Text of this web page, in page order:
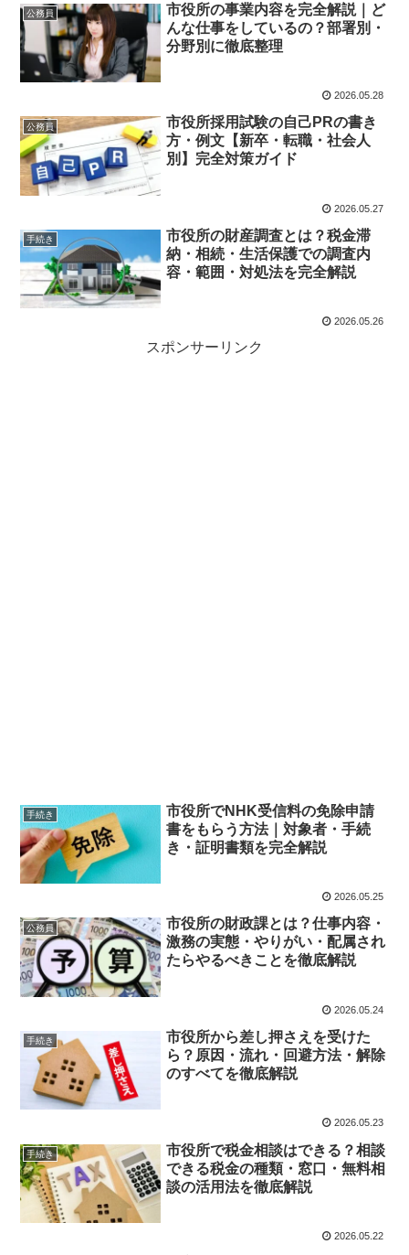
公務員
市役所の事業内容を完全解説｜ど
んな仕事をしているの？部署別・
分野別に徹底整理
2026.05.28
公務員
市役所採用試験の自己PRの書き
方・例文【新卒・転職・社会人
別】完全対策ガイド
2026.05.27
手続き
市役所の財産調査とは？税金滞
納・相続・生活保護での調査内
容・範囲・対処法を完全解説
2026.05.26
スポンサーリンク
手続き
市役所でNHK受信料の免除申請
書をもらう方法｜対象者・手続
き・証明書類を完全解説
2026.05.25
公務員
市役所の財政課とは？仕事内容・
激務の実態・やりがい・配属され
たらやるべきことを徹底解説
2026.05.24
手続き
市役所から差し押さえを受けた
ら？原因・流れ・回避方法・解除
のすべてを徹底解説
2026.05.23
手続き
市役所で税金相談はできる？相談
できる税金の種類・窓口・無料相
談の活用法を徹底解説
2026.05.22